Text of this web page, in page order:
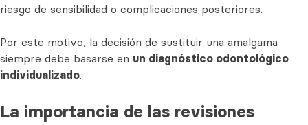
riesgo de sensibilidad o complicaciones posteriores.
Por este motivo, la decisión de sustituir una amalgama
siempre debe basarse en un diagnóstico odontológico
individualizado.
La importancia de las revisiones